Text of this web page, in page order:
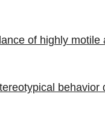
of highly
behavior